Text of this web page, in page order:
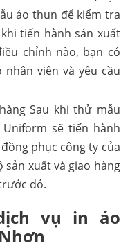
áo thun để kiểm tra
tiến hành sản xuất
chỉnh nào, bạn có
viên và yêu cầu
Sau khi thử mẫu
sẽ tiến hành
phục công ty của
sản xuất và giao hàng
đó.
vụ in áo